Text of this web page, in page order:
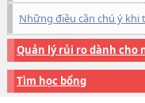
Những điều cần chú ý khi
Quản lý rủi ro dành cho
Tìm học bổng